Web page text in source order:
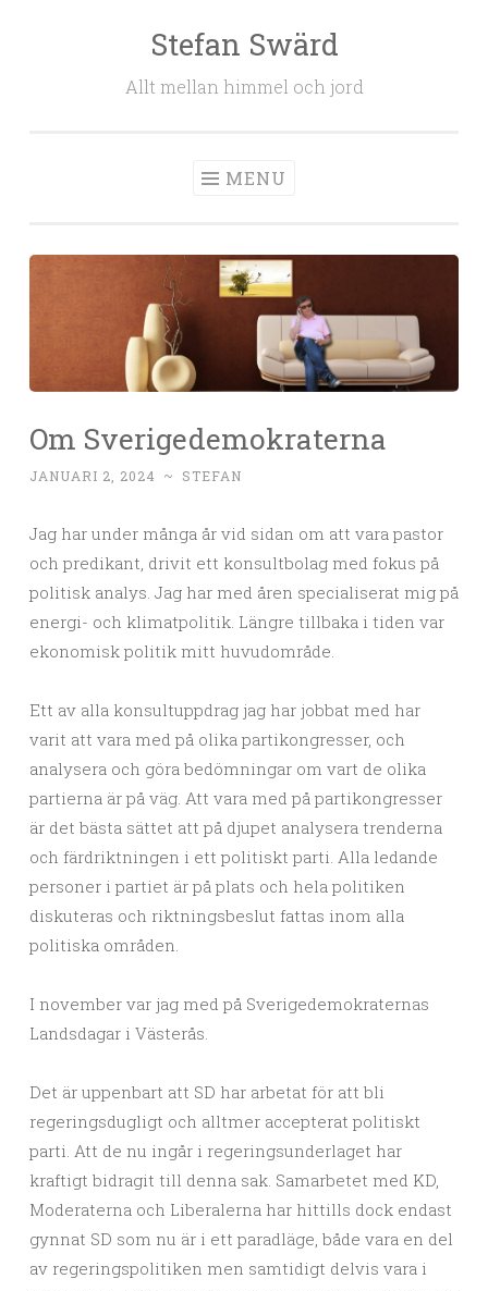
Stefan Swärd
Allt mellan himmel och jord
MENU
Om Sverigedemokraterna
JANUARI 2, 2024 ~ STEFAN
Jag har under många år vid sidan om att vara pastor
och predikant, drivit ett konsultbolag med fokus på
politisk analys. Jag har med åren specialiserat mig på
energi- och klimatpolitik. Längre tillbaka i tiden var
ekonomisk politik mitt huvudområde.
Ett av alla konsultuppdrag jag har jobbat med har
varit att vara med på olika partikongresser, och
analysera och göra bedömningar om vart de olika
partierna är på väg. Att vara med på partikongresser
är det bästa sättet att på djupet analysera trenderna
och färdriktningen i ett politiskt parti. Alla ledande
personer i partiet är på plats och hela politiken
diskuteras och riktningsbeslut fattas inom alla
politiska områden.
I november var jag med på Sverigedemokraternas
Landsdagar i Västerås.
Det är uppenbart att SD har arbetat för att bli
regeringsdugligt och alltmer accepterat politiskt
parti. Att de nu ingår i regeringsunderlaget har
kraftigt bidragit till denna sak. Samarbetet med KD,
Moderaterna och Liberalerna har hittills dock endast
gynnat SD som nu är i ett paradläge, både vara en del
av regeringspolitiken men samtidigt delvis vara i